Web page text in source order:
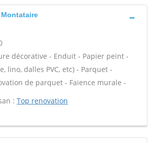
décorative - Enduit - Papier peint -
lino, dalles PVC, etc) - Parquet -
de parquet - Faïence murale -
: Top renovation